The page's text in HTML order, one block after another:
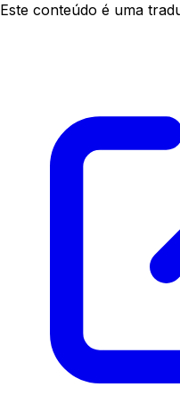
Este conteúdo é uma